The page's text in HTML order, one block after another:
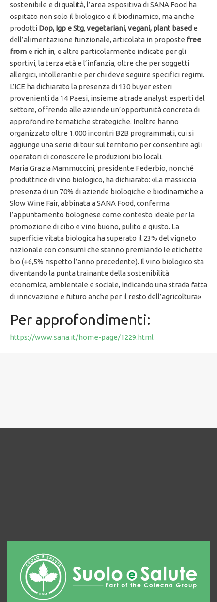
sostenibile e di qualità, l’area espositiva di SANA Food ha
ospitato non solo il biologico e il biodinamico, ma anche
prodotti Dop, Igp e Stg,vegetariani, vegani, plant based e
dell’alimentazione funzionale, articolata in proposte free
from e rich in, e altre particolarmente indicate per gli
sportivi, la terza età e l’infanzia, oltre che per soggetti
allergici, intolleranti e per chi deve seguire specifici regimi.
L’ICE ha dichiarato la presenza di 130 buyer esteri
provenienti da 14 Paesi, insieme a trade analyst esperti del
settore, offrendo alle aziende un’opportunità concreta di
approfondire tematiche strategiche. Inoltre hanno
organizzato oltre 1.000 incontri B2B programmati, cui si
aggiunge una serie di tour sul territorio per consentire agli
operatori di conoscere le produzioni bio locali.
Maria Grazia Mammuccini, presidente Federbio, nonché
produttrice di vino biologico, ha dichiarato: «La massiccia
presenza di un 70% di aziende biologiche e biodinamiche a
Slow Wine Fair, abbinata a SANA Food, conferma
l’appuntamento bolognese come contesto ideale per la
promozione di cibo e vino buono, pulito e giusto. La
superficie vitata biologica ha superato il 23% del vigneto
nazionale con consumi che stanno premiando le etichette
bio (+6,5% rispetto l’anno precedente). Il vino biologico sta
diventando la punta trainante della sostenibilità
economica, ambientale e sociale, indicando una strada fatta
di innovazione e futuro anche per il resto dell’agricoltura»
Per approfondimenti:
https://www.sana.it/home-page/1229.html